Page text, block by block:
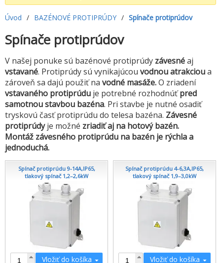
Úvod / BAZÉNOVÉ PROTIPRÚDY / Spínače protiprúdov
Spínače protiprúdov
V našej ponuke sú bazénové protiprúdy závesnéaj
vstavané. Protiprúdy sú vynikajúcou vodnou atrakcioua
zároveň sa dajú použiť na vodné masáže.O zriadení
vstavaného protiprúdu je potrebné rozhodnúťpred
samotnou stavbou bazéna. Pri stavbe je nutné osadiť
tryskovú časť protiprúdu do telesa bazéna. Závesné
protiprúdyje možné zriadiť aj na hotový bazén.
Montáž závesného protiprúdu na bazén je rýchla a
jednoduchá.
Spínač protiprúdu 9-14A,IP65,
tlakový spínač 1,2–2,6kW
Vložiť do košíka
Spínač protiprúdu 4-6,3A,IP65,
tlakový spínač 1,9–3,0kW
Vložiť do košíka